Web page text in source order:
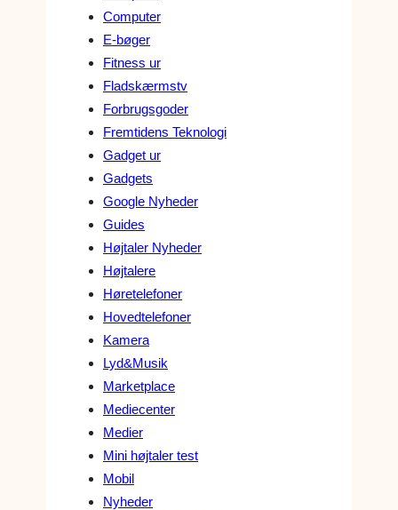
Computer
E-bøger
Fitness ur
Fladskærmstv
Forbrugsgoder
Fremtidens Teknologi
Gadget ur
Gadgets
Google Nyheder
Guides
Højtaler Nyheder
Højtalere
Høretelefoner
Hovedtelefoner
Kamera
Lyd&Musik
Marketplace
Mediecenter
Medier
Mini højtaler test
Mobil
Nyheder